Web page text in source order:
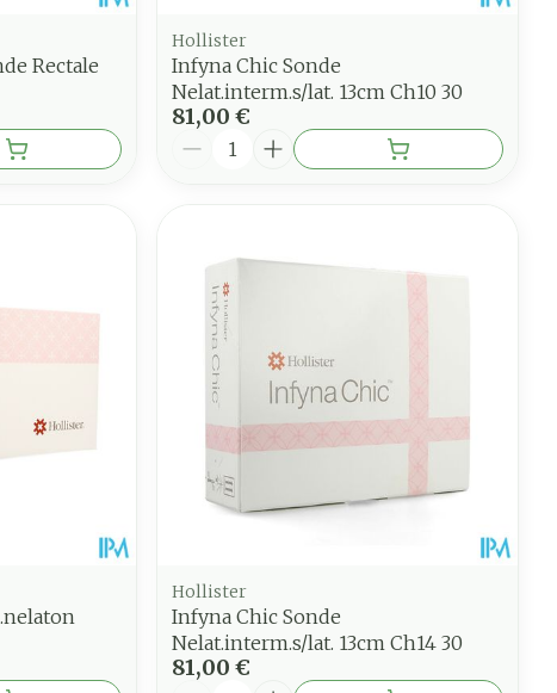
Rectale
Hollister
Infyna Chic Sonde
Nelat.interm.s/lat. 13cm Ch10 30
81,00 €
Quantité
Hollister
Infyna Chic Sonde
Nelat.interm.s/lat. 13cm Ch14 30
81,00 €